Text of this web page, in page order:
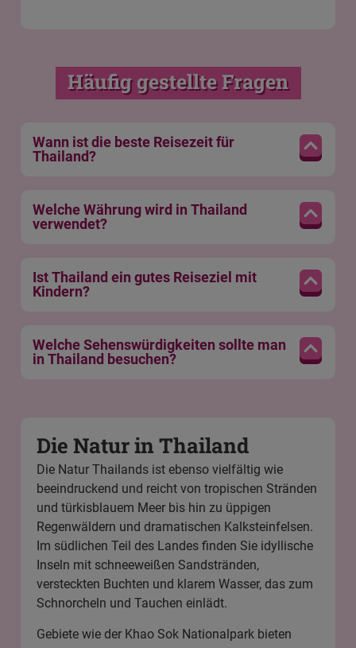
Häufig gestellte Fragen
Wann ist die beste Reisezeit für
Thailand?
Welche Währung wird in Thailand
verwendet?
Ist Thailand ein gutes Reiseziel mit
Kindern?
Welche Sehenswürdigkeiten sollte man
in Thailand besuchen?
Die Natur in Thailand
Die Natur Thailands ist ebenso vielfältig wie
beeindruckend und reicht von tropischen Stränden
und türkisblauem Meer bis hin zu üppigen
Regenwäldern und dramatischen Kalksteinfelsen.
Im südlichen Teil des Landes finden Sie idyllische
Inseln mit schneeweißen Sandstränden,
versteckten Buchten und klarem Wasser, das zum
Schnorcheln und Tauchen einlädt.
Gebiete wie der Khao Sok Nationalpark bieten